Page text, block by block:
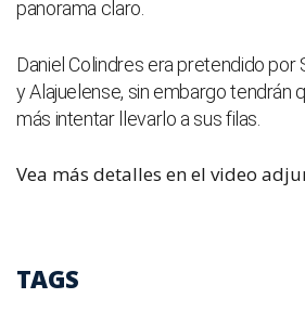
panorama claro.
Daniel Colindres era pretendido por
y Alajuelense, sin embargo tendrán
más intentar llevarlo a sus filas.
Vea más detalles en el video
TAGS